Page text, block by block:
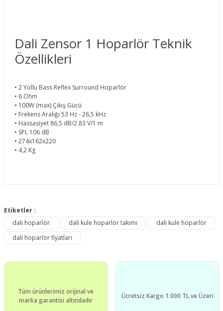
Dali Zensor 1 Hoparlör Teknik
Özellikleri
• 2 Yollu Bass Reflex Surround Hoparlör
• 6 Ohm
• 100W (max) Çıkış Gücü
• Frekens Aralığı 53 Hz - 26,5 kHz
• Hassasiyet 86,5 dB/2.83 V/1 m
• SPL 106 dB
• 274x162x220
• 4,2 Kg
konularda yetersiz gördüğünüz noktaları öneri formunu
Görüş ve önerileriniz için teşekkür ederiz.
Ürün açıklamasında eksik bilgiler bulunuyor.
Ürün fiyatı diğer sitelerden daha pahalı.
Etiketler :
dali hoparlör
dali kule hoparlör takımı
dali kule hoparlör
dali hoparlör fiyatları
Tüm ürünlerimiz orijinal ve
marka garantisi altındadır
Ücretsiz Kargo 1.000 TL ve Üzeri